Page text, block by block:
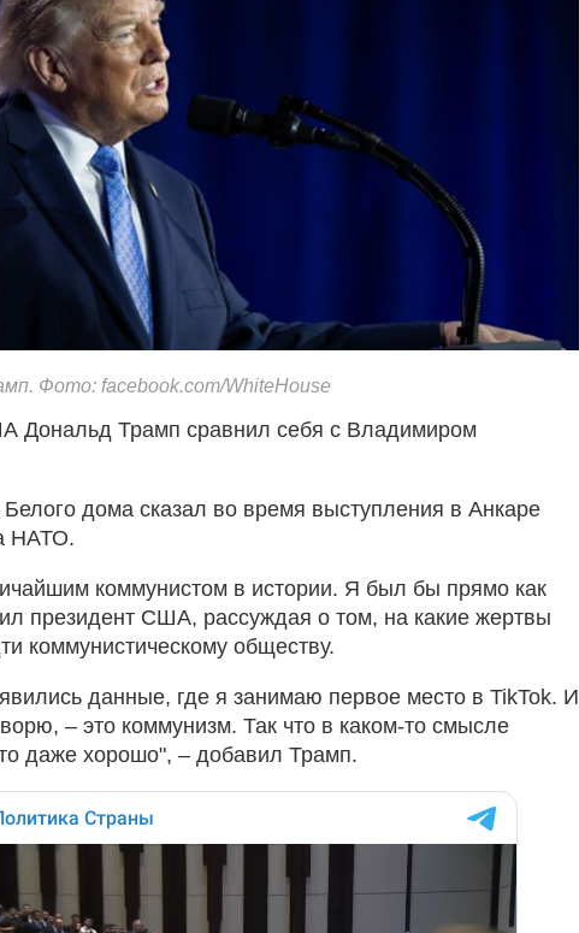
Фото: facebook.com/WhiteHouse
Дональд Трамп сравнил себя с Владимиром
дома сказал во время выступления в Анкаре
НАТО.
коммунистом в истории. Я был бы прямо как
президент США, рассуждая о том, на какие жертвы
коммунистическому обществу.
данные, где я занимаю первое место в TikTok. И
– это коммунизм. Так что в каком-то смысле
даже хорошо", – добавил Трамп.